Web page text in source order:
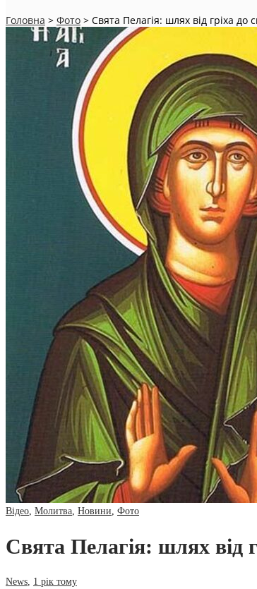
Головна > Фото > Свята Пелагія: шлях від гріха до
Відео Молитва Новини Фото
Свята Пелагія: шлях від
News 1 рік тому